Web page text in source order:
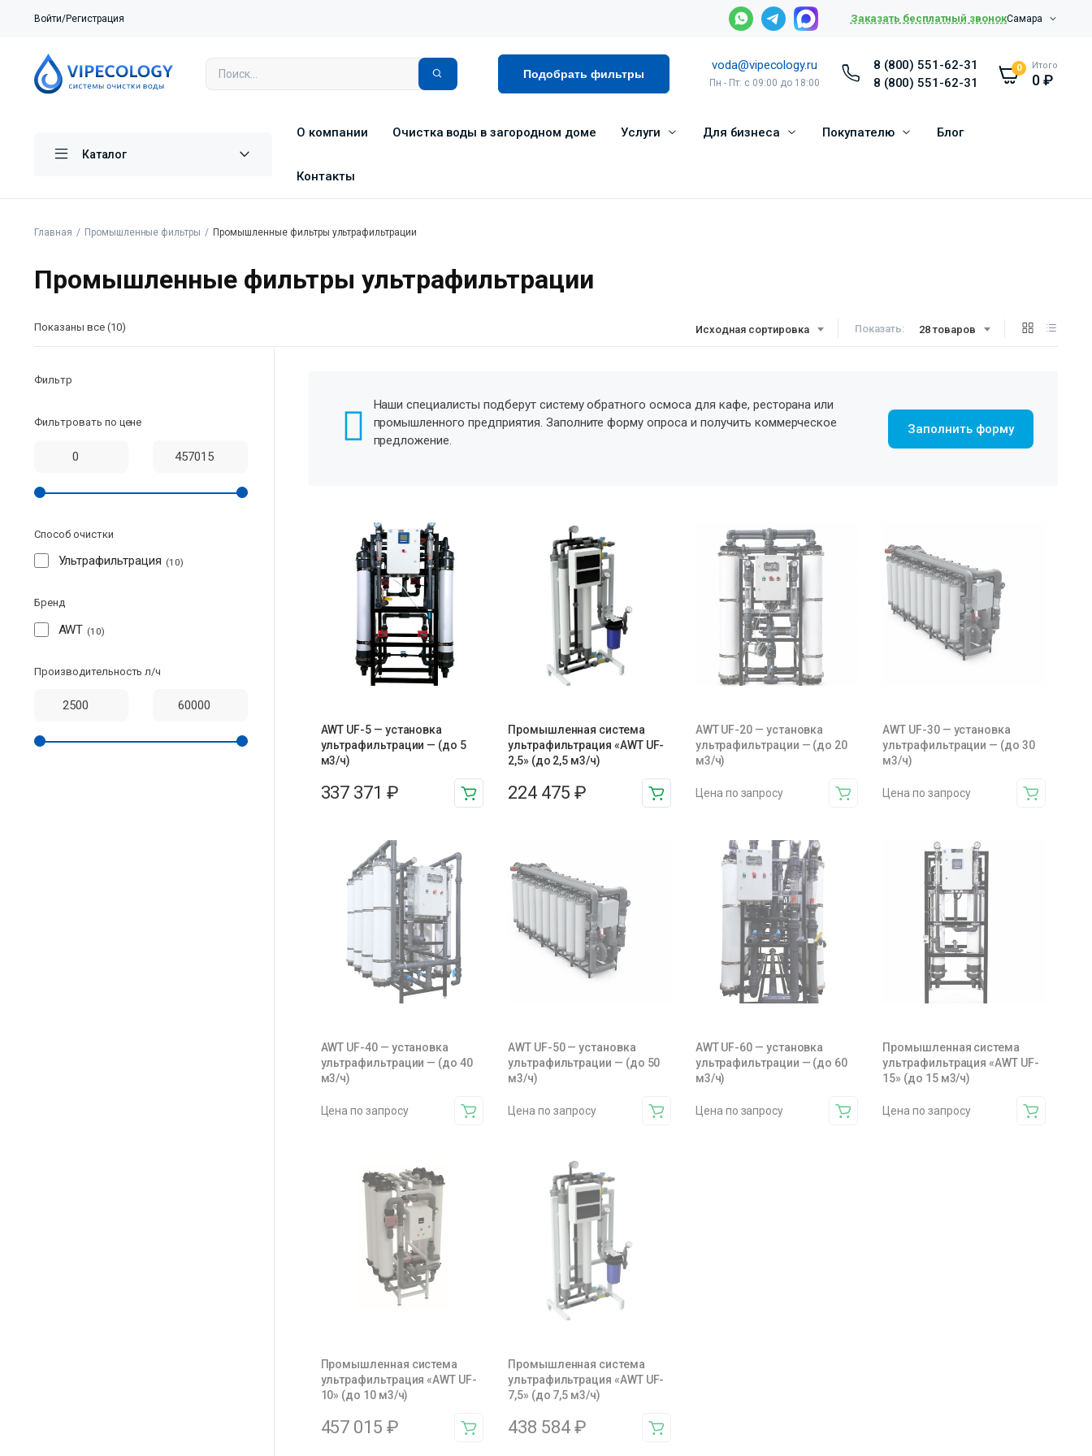
Войти/Регистрация Заказать бесплатный звонокСамара
Подобрать фильтры
voda@vipecology.ru
Пн - Пт: с 09:00 до 18:00
8 (800) 551-62-31
8 (800) 551-62-31
0 Итого
0₽
Каталог
О компании Очистка воды в загородном доме Услуги Для бизнеса Покупателю Блог
Контакты
Главная Промышленные фильтры Промышленные фильтры ультрафильтрации
Промышленные фильтры ультрафильтрации
Исходная сортировка Показать: 28 товаров
Показаны все (10)
Наши специалисты подберут систему обратного осмоса для кафе, ресторана или
промышленного предприятия. Заполните форму опроса и получить коммерческое
предложение.
Заполнить форму
AWT UF-5 — установка
ультрафильтрации — (до 5
м3/ч)
337 371₽
Промышленная система
ультрафильтрация «AWT UF-
2,5» (до 2,5 м3/ч)
224 475 ₽
AWT UF-20 — установка
ультрафильтрации — (до 20
м3/ч)
Цена по запросу
AWT UF-30 — установка
ультрафильтрации — (до 30
м3/ч)
Цена по запросу
AWT UF-40 — установка
ультрафильтрации — (до 40
м3/ч)
Цена по запросу
AWT UF-50 — установка
ультрафильтрации — (до 50
м3/ч)
Цена по запросу
AWT UF-60 — установка
ультрафильтрации — (до 60
м3/ч)
Цена по запросу
Промышленная система
ультрафильтрация «AWT UF-
15» (до 15 м3/ч)
Цена по запросу
Промышленная система
ультрафильтрация «AWT UF-
10» (до 10 м3/ч)
457 015₽
Промышленная система
ультрафильтрация «AWT UF-
7,5» (до 7,5 м3/ч)
438 584 ₽
Фильтр
Фильтровать по цене
Способ очистки
Ультрафильтрация 10
Бренд
AWT 10
Производительность л/ч